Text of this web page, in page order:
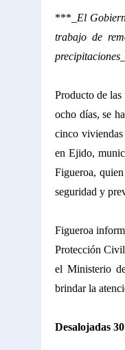
*** _El
trabajo de
precipitaciones_
Producto de
ocho días, se
cinco viviendas
en Ejido,
Figueroa,
seguridad y
Figueroa
Protección
el Ministerio
brindar la
Desalojadas